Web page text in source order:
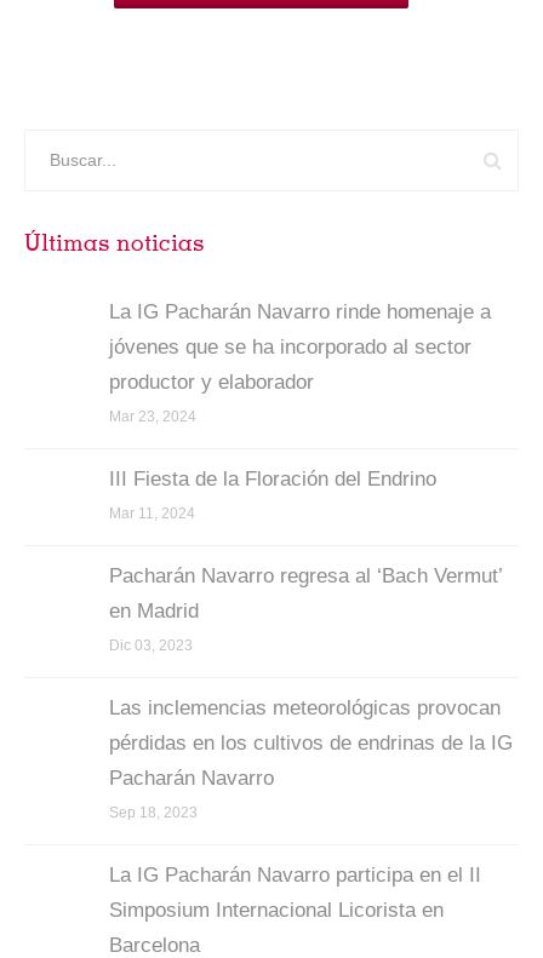
Últimas noticias
La IG Pacharán Navarro rinde homenaje a
jóvenes que se ha incorporado al sector
productor y elaborador
Mar 23, 2024
III Fiesta de la Floración del Endrino
Mar 11, 2024
Pacharán Navarro regresa al ‘Bach Vermut’
en Madrid
Dic 03, 2023
Las inclemencias meteorológicas provocan
pérdidas en los cultivos de endrinas de la IG
Pacharán Navarro
Sep 18, 2023
La IG Pacharán Navarro participa en el II
Simposium Internacional Licorista en
Barcelona